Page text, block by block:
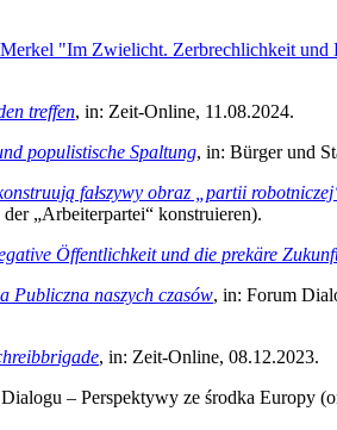
"Im Zwielicht. Zerbrechlichkeit
treffen, in: Zeit-Online, 11.08.2024.
populistische Spaltung, in: Bürger und
fałszywy obraz „partii
„Arbeiterpartei“ konstruieren).
Öffentlichkeit und die prekäre
Publiczna naszych czasów, in: Forum
, in: Zeit-Online, 08.12.2023.
– Perspektywy ze środka Europy